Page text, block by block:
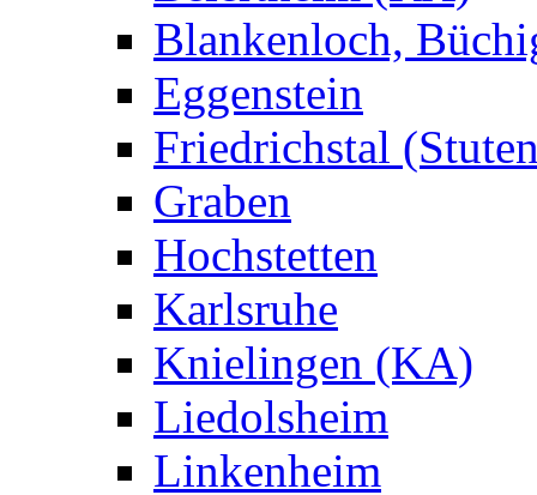
Blankenloch,
Eggenstein
Friedrichstal
Graben
Hochstetten
Karlsruhe
Knielingen (KA)
Liedolsheim
Linkenheim